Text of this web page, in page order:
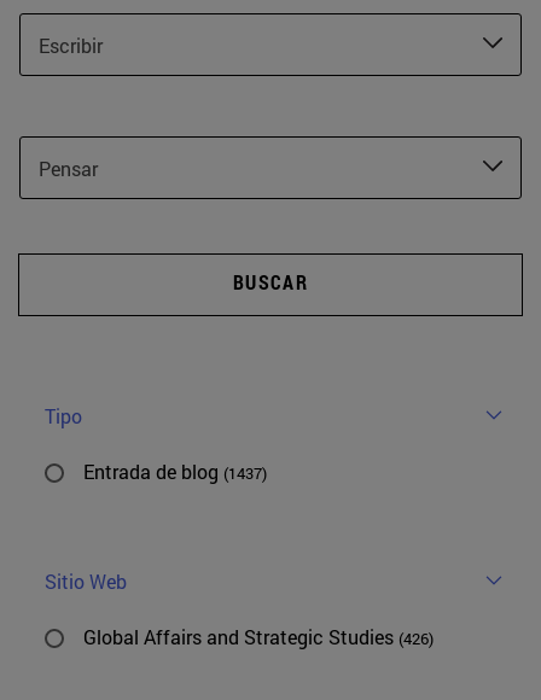
Escribir
Pensar
BUSCAR
Tipo
Entrada de blog (1437)
Sitio Web
Global Affairs and Strategic Studies (426)